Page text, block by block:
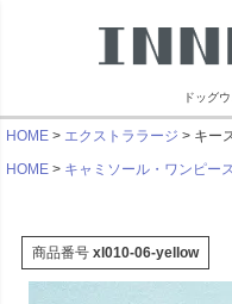
ドッグ
HOME エクストララージ
キー
HOME
キャミソール・ワンピー
商品番号 xl010-06-yellow